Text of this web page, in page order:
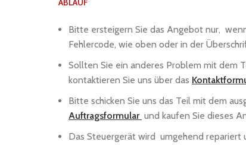
ABLAUF
Bitte ersteigern Sie das Angebot nur,
Fehlercode, wie oben oder in der
Sollten Sie ein anderes Problem mit dem
kontaktieren Sie uns über das
Bitte schicken Sie uns das Teil mit dem
Auftragsformular und kaufen Sie dieses
Das Steuergerät wird umgehend repariert